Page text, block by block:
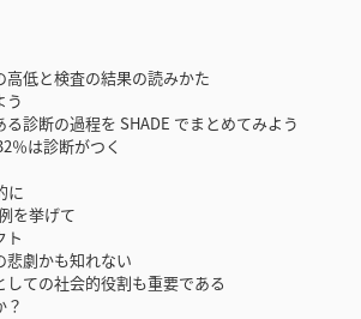
低と検査の結果の読みかた
う
診断の過程を SHADE でまとめてみよう
％は診断がつく
に
を挙げて
ト
劇かも知れない
ての社会的役割も重要である